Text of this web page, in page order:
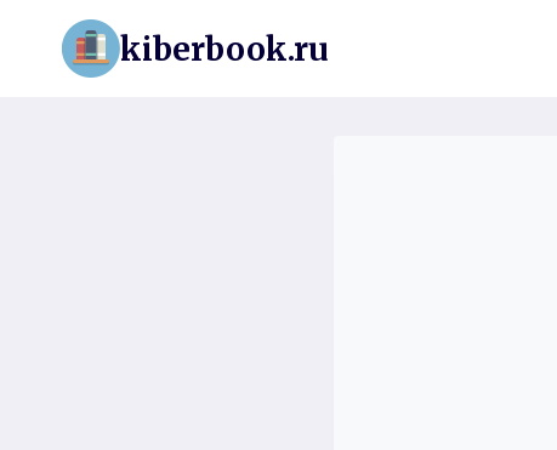
Перейти
содержимому
kiberbook.ru